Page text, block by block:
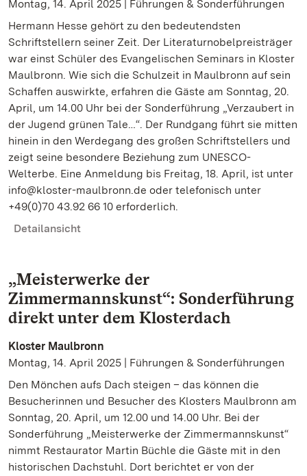
Montag, 14. April 2025 | Führungen & Sonderführungen
Hermann Hesse gehört zu den bedeutendsten
Schriftstellern seiner Zeit. Der Literaturnobelpreisträger
war einst Schüler des Evangelischen Seminars in Kloster
Maulbronn. Wie sich die Schulzeit in Maulbronn auf sein
Schaffen auswirkte, erfahren die Gäste am Sonntag, 20.
April, um 14.00 Uhr bei der Sonderführung „Verzaubert in
der Jugend grünen Tale…“. Der Rundgang führt sie mitten
hinein in den Werdegang des großen Schriftstellers und
zeigt seine besondere Beziehung zum UNESCO-
Welterbe. Eine Anmeldung bis Freitag, 18. April, ist unter
info@kloster-maulbronn.de oder telefonisch unter
+49(0)70 43.92 66 10 erforderlich.
Detailansicht
„Meisterwerke der
Zimmermannskunst“: Sonderführung
direkt unter dem Klosterdach
Kloster Maulbronn
Montag, 14. April 2025 | Führungen & Sonderführungen
Den Mönchen aufs Dach steigen – das können die
Besucherinnen und Besucher des Klosters Maulbronn am
Sonntag, 20. April, um 12.00 und 14.00 Uhr. Bei der
Sonderführung „Meisterwerke der Zimmermannskunst“
nimmt Restaurator Martin Büchle die Gäste mit in den
historischen Dachstuhl. Dort berichtet er von der